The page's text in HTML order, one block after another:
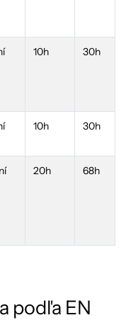
10h 30h
10h 30h
20h 68h
podľa EN